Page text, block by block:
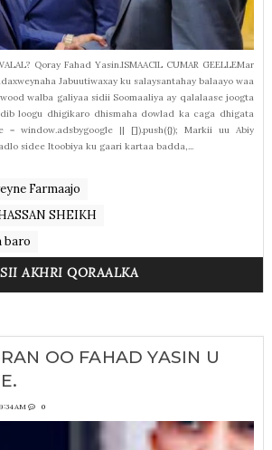
Qoray Fahad Yasin.ISMAACIL CUMAR GEELLEMar
Jabuutiwaxay ku salaysantahay balaayo waa
walba galiyaa sidii Soomaaliya ay qalalaase joogta
loogu dhigikaro dhismaha dowlad ka caga dhigata
= window.adsbygoogle || []).push({}); Markii uu Abiy
sidee Itoobiya ku gaari kartaa badda,...
Farmaajo
SHEIKH
baro
SII AKHRI QORAALKA
OO FAHAD YASIN U
9:34 AM 0